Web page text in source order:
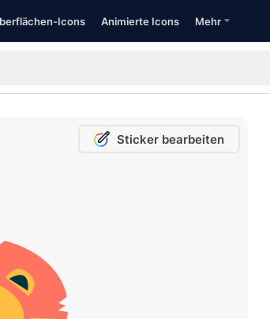
Icons Animierte Icons Mehr
Sticker bearbeiten